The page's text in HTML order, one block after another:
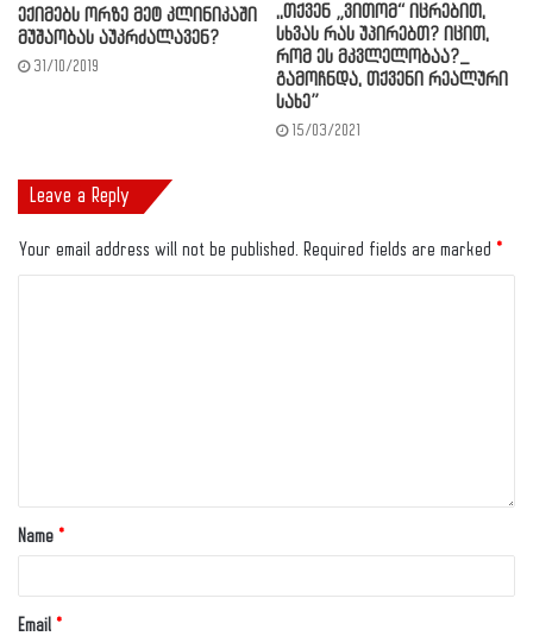
ექიმებს ორზე მეტ კლინიკაში
მუშაობას აუკრძალავენ?
31/10/2019
,,თქვენ „ვითომ“ იცრებით,
სხვას რას უპირებთ? იცით,
რომ ეს მკვლელობაა?_
გამოჩნდა, თქვენი რეალური
სახე”
15/03/2021
Leave a Reply
Your email address will not be published. Required fields are marked *
Name *
Email *